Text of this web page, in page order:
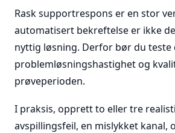
Rask supportrespons er en stor
automatisert bekreftelse er ikke
nyttig løsning. Derfor bør du teste
problemløsningshastighet og
prøveperioden.
I praksis, opprett to eller tre
avspillingsfeil, en mislykket kanal,